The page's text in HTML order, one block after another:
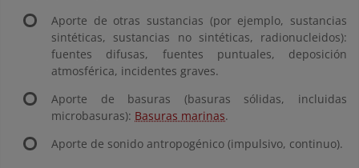
Aporte de otras sustancias (por ejemplo, sustancias
sintéticas, sustancias no sintéticas, radionucleidos):
fuentes difusas, fuentes puntuales, deposición
atmosférica, incidentes graves.
Aporte de basuras (basuras sólidas, incluidas
microbasuras): Basuras marinas.
Aporte de sonido antropogénico (impulsivo, continuo).